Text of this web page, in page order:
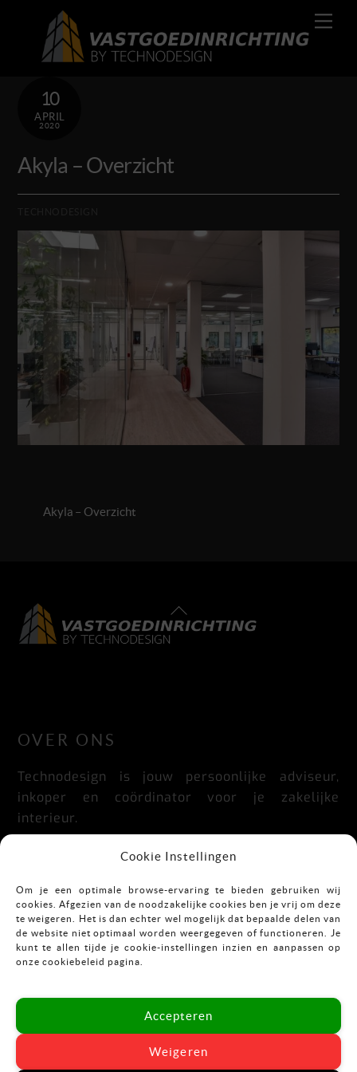
Cookie Instellingen
Om je een optimale browse-ervaring te bieden gebruiken wij
cookies. Afgezien van de noodzakelijke cookies ben je vrij om deze
te weigeren. Het is dan echter wel mogelijk dat bepaalde delen van
de website niet optimaal worden weergegeven of functioneren. Je
kunt te allen tijde je cookie-instellingen inzien en aanpassen op
onze cookiebeleid pagina.
Accepteren
Weigeren
content
10
APRIL
2020
Akyla – Overzicht
Akyla – Overzicht
Back
To
OVER ONS
Technodesign is jouw persoonlijke adviseur,
inkoper en coördinator voor je zakelijke
interieur.
Praktisch, doordacht, stijlvol en flexibel.
CONTACT
Mekkelholtsweg 7
E:info@vastgoedinrichting.nl